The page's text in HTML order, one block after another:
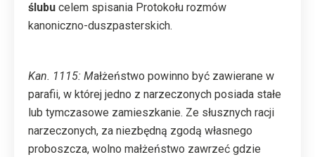
ślubu celem spisania Protokołu rozmów
kanoniczno-duszpasterskich.
Kan. 1115: Małżeństwo powinno być zawierane w
parafii, w której jedno z narzeczonych posiada stałe
lub tymczasowe zamieszkanie. Ze słusznych racji
narzeczonych, za niezbędną zgodą własnego
proboszcza, wolno małżeństwo zawrzeć gdzie